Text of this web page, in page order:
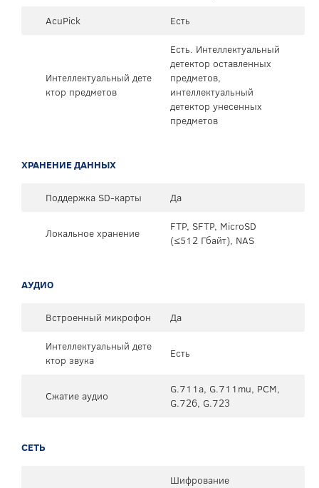
AcuPick
Есть
Интеллектуальный дете
ктор предметов
Есть. Интеллектуальный
детектор оставленных
предметов,
интеллектуальный
детектор унесенных
предметов
ХРАНЕНИЕ ДАННЫХ
Поддержка SD-карты Да
Локальное хранение
FTP, SFTP, MicroSD
(≤512 Гбайт), NAS
АУДИО
Встроенный микрофон
Да
Интеллектуальный дете
ктор звука
Есть
Сжатие аудио
G.711a, G.711mu, PCM,
G.726, G.723
СЕТЬ
Шифрование